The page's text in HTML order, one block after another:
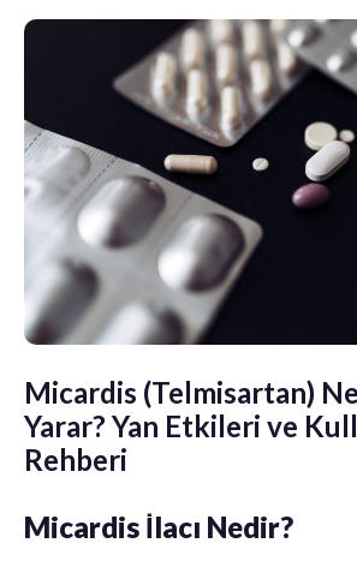
Micardis (Telmisartan)
Yarar? Yan Etkileri ve
Rehberi
Micardis İlacı Nedir?